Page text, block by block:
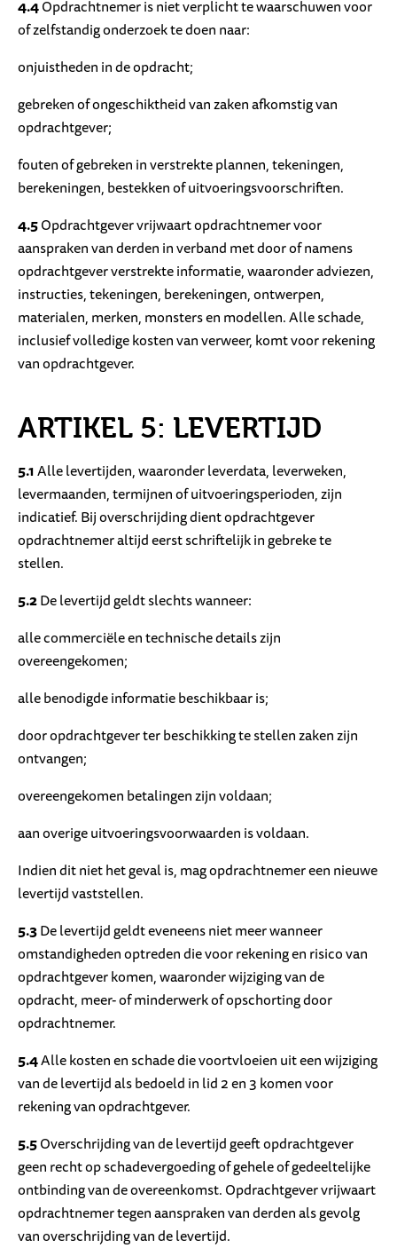
4.4Opdrachtnemer is niet verplicht te waarschuwen voor
of zelfstandig onderzoek te doen naar:
onjuistheden in de opdracht;
gebreken of ongeschiktheid van zaken afkomstig van
opdrachtgever;
fouten of gebreken in verstrekte plannen, tekeningen,
berekeningen, bestekken of uitvoeringsvoorschriften.
4.5Opdrachtgever vrijwaart opdrachtnemer voor
aanspraken van derden in verband met door of namens
opdrachtgever verstrekte informatie, waaronder adviezen,
instructies, tekeningen, berekeningen, ontwerpen,
materialen, merken, monsters en modellen. Alle schade,
inclusief volledige kosten van verweer, komt voor rekening
van opdrachtgever.
ARTIKEL 5: LEVERTIJD
5.1Alle levertijden, waaronder leverdata, leverweken,
levermaanden, termijnen of uitvoeringsperioden, zijn
indicatief. Bij overschrijding dient opdrachtgever
opdrachtnemer altijd eerst schriftelijk in gebreke te
stellen.
5.2De levertijd geldt slechts wanneer:
alle commerciële en technische details zijn
overeengekomen;
alle benodigde informatie beschikbaar is;
door opdrachtgever ter beschikking te stellen zaken zijn
ontvangen;
overeengekomen betalingen zijn voldaan;
aan overige uitvoeringsvoorwaarden is voldaan.
Indien dit niet het geval is, mag opdrachtnemer een nieuwe
levertijd vaststellen.
5.3De levertijd geldt eveneens niet meer wanneer
omstandigheden optreden die voor rekening en risico van
opdrachtgever komen, waaronder wijziging van de
opdracht, meer- of minderwerk of opschorting door
opdrachtnemer.
5.4Alle kosten en schade die voortvloeien uit een wijziging
van de levertijd als bedoeld in lid 2 en 3 komen voor
rekening van opdrachtgever.
5.5Overschrijding van de levertijd geeft opdrachtgever
geen recht op schadevergoeding of gehele of gedeeltelijke
ontbinding van de overeenkomst. Opdrachtgever vrijwaart
opdrachtnemer tegen aanspraken van derden als gevolg
van overschrijding van de levertijd.